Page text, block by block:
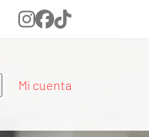
Instagram
Facebook
Tiktok
Mi cuenta